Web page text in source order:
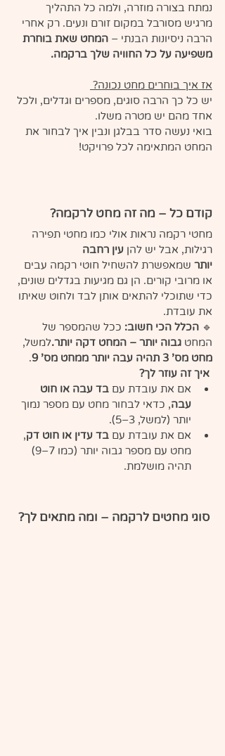
נמתח בצורה מוזרה, ולמה כל התהליך
מרגיש מסורבל במקום זורם ונעים. רק אחרי
הרבה ניסיונות הבנתי – המחט שאת בוחרת
משפיעה על כל החוויה שלך ברקמה.
אז איך בוחרים מחט נכונה?
יש כל כך הרבה סוגים, מספרים וגדלים, ולכל
אחד מהם יש מטרה משלו.
בואי נעשה סדר בבלגן ונבין איך לבחור את
המחט המתאימה לכל פרויקט!
קודם כל – מה זה מחט לרקמה?
מחטי רקמה נראות אולי כמו מחטי תפירה
רגילות, אבל יש להן עין רחבה
יותר שמאפשרת להשחיל חוטי רקמה עבים
או מרובי קורים. הן גם מגיעות בגדלים שונים,
כדי שתוכלי להתאים אותן לבד ולחוט שאיתו
את עובדת.
🔹 הכלל הכי חשוב: ככל שהמספר של
המחט גבוה יותר – המחט דקה יותר.למשל,
מחט מס' 3 תהיה עבה יותר ממחט מס' 9
.
איך זה עוזר לך?
אם את עובדת עם בד עבה או חוט
עבה, כדאי לבחור מחט עם מספר נמוך
יותר (למשל, 3–5).
אם את עובדת עם בד עדין או חוט דק,
מחט עם מספר גבוה יותר (כמו 7–9)
תהיה מושלמת.